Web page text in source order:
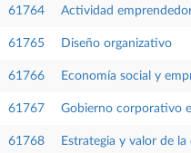
61764 Actividad
61765 Diseño organizativo
61766 Economía social y
61767 Gobierno corporativo
61768 Estrategia y valor de la